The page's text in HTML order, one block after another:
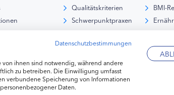
Erkrankungen
Qualitätskriterien
Schwerpunktpraxen
Kliniken
Diabetes-Fachhändler
BMI-
Datenschutzbestimmungen
ihnen sind notwendig, während andere
zu betreiben. Die Einwilligung umfasst
verbundene Speicherung von Informationen
Daten.